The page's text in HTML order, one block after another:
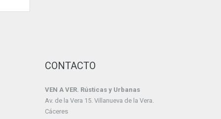
CONTACTO
VEN A VER. Rústicas y Urbanas
Av. de la Vera 15. Villanueva de la Vera.
Cáceres